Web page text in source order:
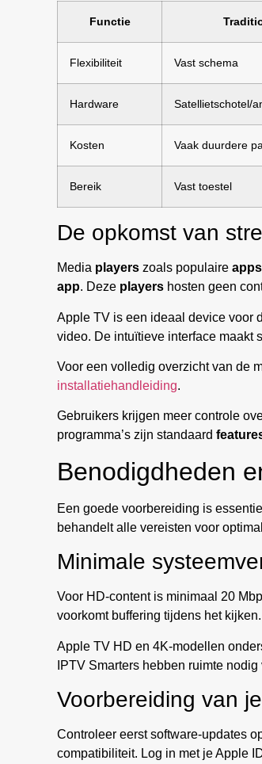
Functie
Flexibiliteit Vast schema
Hardware Satellietschotel/
Kosten Vaak duurdere
Bereik Vast toestel
De opkomst van
Media players zoals populaire apps
app. Deze players hosten geen
Apple TV is een ideaal device voor
video. De intuïtieve interface maakt
Voor een volledig overzicht van de
installatiehandleiding.
Gebruikers krijgen meer controle
programma’s zijn standaard
Benodigdheden
Een goede voorbereiding is
behandelt alle vereisten voor
Minimale
Voor HD-content is minimaal 20
voorkomt buffering tijdens het kijken.
Apple TV HD en 4K-modellen
IPTV Smarters hebben ruimte
Voorbereiding van
Controleer eerst software-updates
compatibiliteit. Log in met je Apple